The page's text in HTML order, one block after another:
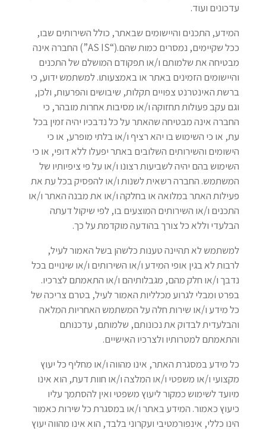
עדכונים ועוד.
המידע, התכנים והיישומים שבאתר, כולל השירותים שבו,
ככל שקיימים, נמסרים כמות שהם.(“AS IS”) החברה אינה
מבטיחה את שלמותם ו/או תפקודם המושלם של התכנים
והיישומים הזמינים באתר או באמצעותו. למשתמש ידוע, כי
ברשת האינטרנט צפויים תקלות, שיבושים והפרעות, ולכן,
וגם עקב פעולות תחזוקה ו/או מסיבות אחרות מובהר, כי
החברה אינה מבטיחה שהאתר על כל נדבכיו יהיה זמין בכל
עת, או כי השימוש בו יהא רציף ו/או בלתי מופרע, או כי
הישומים והשירותים השלובים באתר יפעלו ללא דופי, או כי
השימוש בהם יהיה לשביעות רצונו ו/או על פי ציפיותיו של
המשתמש. החברה רשאית לשנות ו/או להפסיק בכל עת את
פעילות האתר במלואה או בחלקה ו/או את מבנה האתר ו/או
התכנים ו/או השירותים המוצעים בו, לפי שיקול דעתה
הבלעדי וללא כל צורך בהודעה מוקדמת על כך.
למשתמש לא תהיינה טענות כלשהן בשל האמור לעיל,
לרבות לא בגין אופי המידע ו/או השירותים ו/או שינויים בכל
נדבך ו/או חלק מהם, מגבלותיהם ו/או התאמתם לצרכיו.
בפרט ומבלי לגרוע מכלליות האמור לעיל, בטרם צריכה של
כל מידע ו/או שירות חלה על המשתמש האחריות המלאה
והבלעדית לבדוק את נכונותם, שלמותם, עדכנותם
והתאמתם למטרותיו ולצרכיו האישיים.
כל מידע במסגרת האתר, אינו מהווה ו/או מחליף כל יעוץ
מקצועי ו/או משפטי ו/או המלצה ו/או חוות דעת, הוא אינו
מיועד לשימוש כמקור ליעוץ משפטי ואין להסתמך עליו
כיעוץ כאמור. המידע באתר ו/או במסגרת כל שירות כאמור
הינו כללי, אינפורמטיבי ועקרוני בלבד, הוא אינו מהווה יעוץ